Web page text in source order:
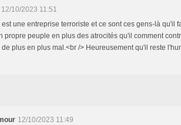
12/10/2023 11:51
est une entreprise terroriste et ce sont ces gens-là qu'il
propre peuple en plus des atrocités qu'il comment
de plus en plus mal.<br /> Heureusement qu'il reste
12/10/2023 11:49